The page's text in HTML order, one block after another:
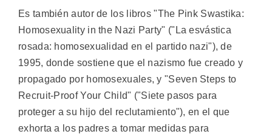
Es también autor de los libros "The Pink Swastika:
Homosexuality in the Nazi Party" ("La esvástica
rosada: homosexualidad en el partido nazi"), de
1995, donde sostiene que el nazismo fue creado y
propagado por homosexuales, y "Seven Steps to
Recruit-Proof Your Child" ("Siete pasos para
proteger a su hijo del reclutamiento"), en el que
exhorta a los padres a tomar medidas para